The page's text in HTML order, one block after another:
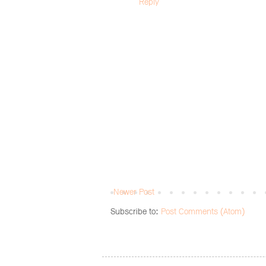
Newer Post
Subscribe to: Post Comments (Atom)